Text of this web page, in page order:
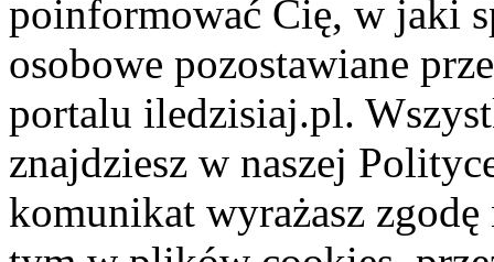
poinformować Cię, w jaki
osobowe pozostawiane
portalu iledzisiaj.pl.
znajdziesz w naszej
komunikat wyrażasz